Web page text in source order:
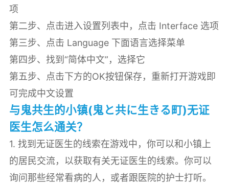
项
第二步、点击进入设置列表中，点击 Interface 选项
第三步、点击 Language 下面语言选择菜单
第四步、找到“简体中文”，选择它
第五步、点击下方的OK按钮保存，重新打开游戏即
可完成中文设置
与鬼共生的小镇(鬼と共に生きる町)无证
医生怎么通关？
1. 找到无证医生的线索在游戏中，你可以和小镇上
的居民交流，以获取有关无证医生的线索。你可以
询问那些经常看病的人，或者跟医院的护士打听。